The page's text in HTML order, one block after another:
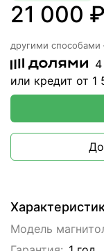
Модель
21 000 ₽
другими
или кредит от 1